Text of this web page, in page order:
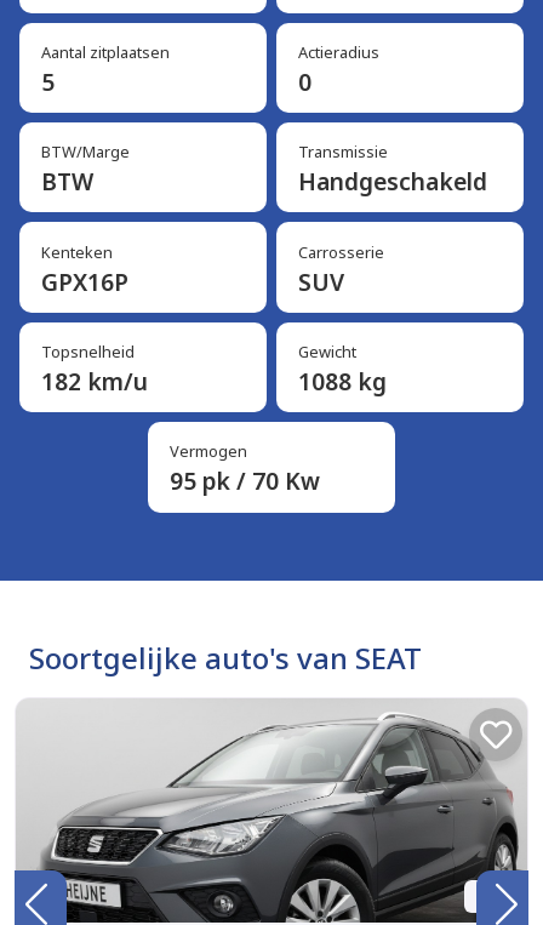
Aantal zitplaatsen
5
Actieradius
0
BTW/Marge
BTW
Transmissie
Handgeschakeld
Kenteken
GPX16P
Carrosserie
SUV
Topsnelheid
182 km/u
Gewicht
1088 kg
Vermogen
95 pk / 70 Kw
Soortgelijke auto's van SEAT
BTW